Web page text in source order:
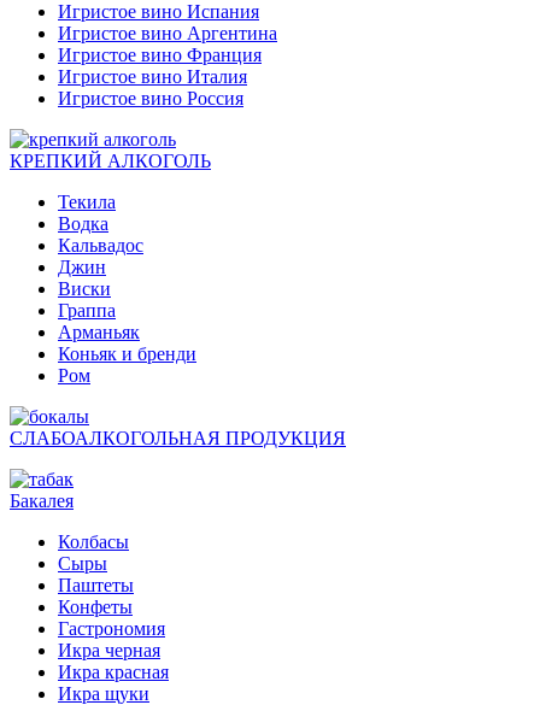
Игристое вино Испания
Игристое вино Аргентина
Игристое вино Франция
Игристое вино Италия
Игристое вино Россия
КРЕПКИЙ АЛКОГОЛЬ
Текила
Водка
Кальвадос
Джин
Виски
Граппа
Арманьяк
Коньяк и бренди
Ром
СЛАБОАЛКОГОЛЬНАЯ ПРОДУКЦИЯ
Бакалея
Колбасы
Сыры
Паштеты
Конфеты
Гастрономия
Икра черная
Икра красная
Икра щуки